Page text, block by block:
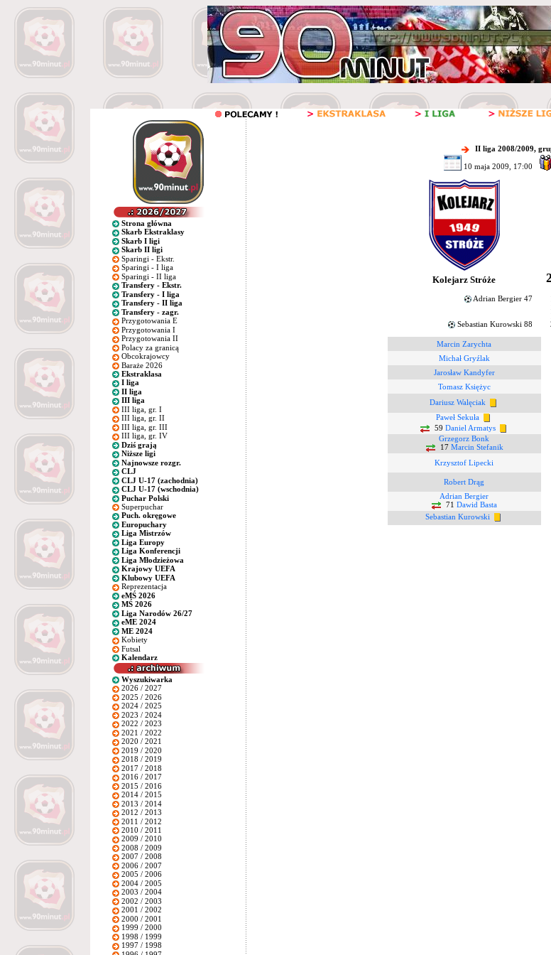
Strona główna
Skarb Ekstraklasy
Skarb I ligi
Skarb II ligi
Sparingi - Ekstr.
Sparingi - I liga
Sparingi - II liga
Transfery - Ekstr.
Transfery - I liga
Transfery - II liga
Transfery - zagr.
Przygotowania E
Przygotowania I
Przygotowania II
Polacy za granicą
Obcokrajowcy
Baraże 2026
Ekstraklasa
I liga
II liga
III liga
III liga, gr. I
III liga, gr. II
III liga, gr. III
III liga, gr. IV
Dziś grają
Niższe ligi
Najnowsze rozgr.
CLJ
CLJ U-17 (zachodnia)
CLJ U-17 (wschodnia)
Puchar Polski
Superpuchar
Puch. okręgowe
Europuchary
Liga Mistrzów
Liga Europy
Liga Konferencji
Liga Młodzieżowa
Krajowy UEFA
Klubowy UEFA
Reprezentacja
eMŚ 2026
MŚ 2026
Liga Narodów 26/27
eME 2024
ME 2024
Kobiety
Futsal
Kalendarz
Wyszukiwarka
2026 / 2027
2025 / 2026
2024 / 2025
2023 / 2024
2022 / 2023
2021 / 2022
2020 / 2021
2019 / 2020
2018 / 2019
2017 / 2018
2016 / 2017
2015 / 2016
2014 / 2015
2013 / 2014
2012 / 2013
2011 / 2012
2010 / 2011
2009 / 2010
2008 / 2009
2007 / 2008
2006 / 2007
2005 / 2006
2004 / 2005
2003 / 2004
2002 / 2003
2001 / 2002
2000 / 2001
1999 / 2000
1998 / 1999
1997 / 1998
II liga 2008/2009,
10 maja 2009, 17:00
Kolejarz Stróże
Adrian Bergier 47
Sebastian Kurowski 88
Marcin Zarychta
Michał Gryźlak
Jarosław Kandyfer
Tomasz Księżyc
Dariusz Walęciak
Paweł Sekuła
59 Daniel Armatys
Grzegorz Bonk
17 Marcin Stefanik
Krzysztof Lipecki
Robert Drąg
Adrian Bergier
71 Dawid Basta
Sebastian Kurowski